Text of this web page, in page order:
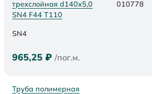
трехслойная d140х5,0
SN4 F44 Т110
010778
SN4
965,25 ₽ /пог.м.
Труба полимерная